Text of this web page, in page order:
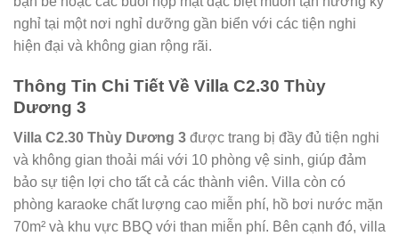
nghỉ tại một nơi nghỉ dưỡng gần biển với các tiện nghi
hiện đại và không gian rộng rãi.
Thông Tin Chi Tiết Về Villa C2.30 Thùy
Dương 3
Villa C2.30 Thùy Dương 3 được trang bị đầy đủ tiện nghi
và không gian thoải mái với 10 phòng vệ sinh, giúp đảm
bảo sự tiện lợi cho tất cả các thành viên. Villa còn có
phòng karaoke chất lượng cao miễn phí, hồ bơi nước mặn
70m² và khu vực BBQ với than miễn phí. Bên cạnh đó, villa